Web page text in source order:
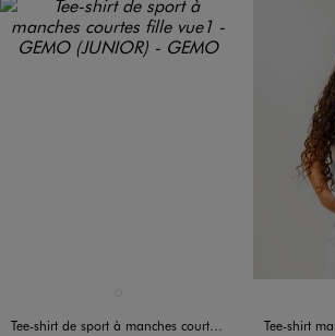
Tee-shirt de sport à manches courtes fille Tee-shirt manches